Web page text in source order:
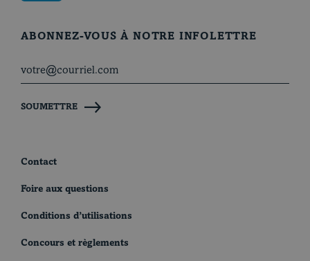
Contact
Foire aux questions
Conditions d’utilisations
Concours et règlements
ABONNEZ-VOUS À NOTRE INFOLETTRE
SOUMETTRE